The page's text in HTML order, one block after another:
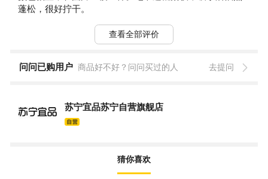
蓬松，很好拧干。
查看全部评价
问问已购用户 商品好不好？问问买过的人 去提问
苏宁宜品苏宁自营旗舰店
猜你喜欢